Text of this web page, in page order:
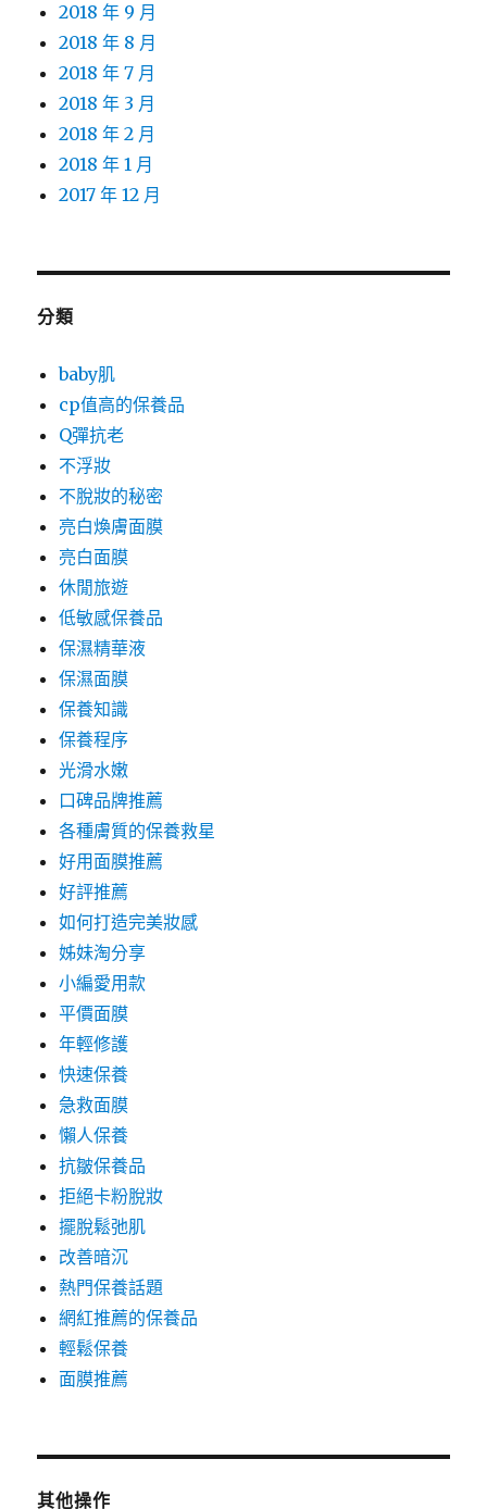
2018 年 9 月
2018 年 8 月
2018 年 7 月
2018 年 3 月
2018 年 2 月
2018 年 1 月
2017 年 12 月
分類
baby肌
cp值高的保養品
Q彈抗老
不浮妝
不脫妝的秘密
亮白煥膚面膜
亮白面膜
休閒旅遊
低敏感保養品
保濕精華液
保濕面膜
保養知識
保養程序
光滑水嫩
口碑品牌推薦
各種膚質的保養救星
好用面膜推薦
好評推薦
如何打造完美妝感
姊妹淘分享
小編愛用款
平價面膜
年輕修護
快速保養
急救面膜
懶人保養
抗皺保養品
拒絕卡粉脫妝
擺脫鬆弛肌
改善暗沉
熱門保養話題
網紅推薦的保養品
輕鬆保養
面膜推薦
其他操作